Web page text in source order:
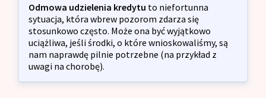
Odmowa udzielenia kredytu to niefortunna
sytuacja, która wbrew pozorom zdarza się
stosunkowo często. Może ona być wyjątkowo
uciążliwa, jeśli środki, o które wnioskowaliśmy, są
nam naprawdę pilnie potrzebne (na przykład z
uwagi na chorobę).